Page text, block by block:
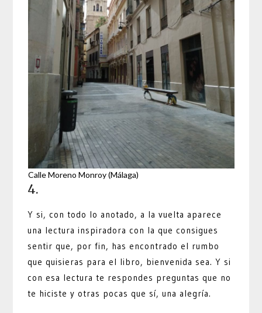
Calle Moreno Monroy (Málaga)
4.
Y si, con todo lo anotado, a la vuelta aparece
una lectura inspiradora con la que consigues
sentir que, por fin, has encontrado el rumbo
que quisieras para el libro, bienvenida sea. Y si
con esa lectura te respondes preguntas que no
te hiciste y otras pocas que sí, una alegría.